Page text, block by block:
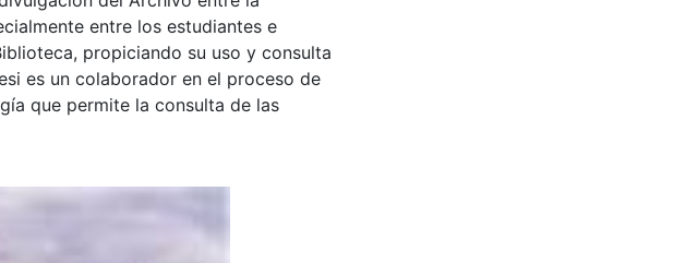
entre los estudiantes e
propiciando su uso y consulta
es un colaborador en el proceso de
que permite la consulta de las